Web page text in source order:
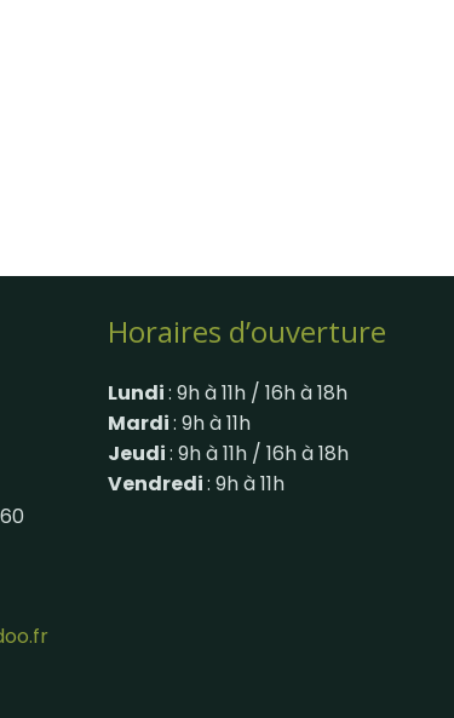
Horaires d’ouverture
Lundi: 9h à 11h / 16h à 18h
Mardi: 9h à 11h
Jeudi: 9h à 11h / 16h à 18h
Vendredi: 9h à 11h